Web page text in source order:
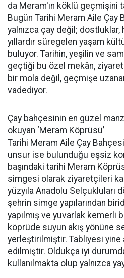
da Meram'ın köklü geçmişini
Bugün Tarihi Meram Aile Çay
yalnızca çay değil; dostluklar,
yıllardır süregelen yaşam
buluyor. Tarihin, yeşilin ve
geçtiği bu özel mekân,
bir mola değil, geçmişe
vadediyor.
Çay bahçesinin en güzel
okuyan ‘Meram Köprüsü’
Tarihi Meram Aile Çay
unsur ise bulunduğu eşsiz
başındaki tarihi Meram
simgesi olarak ziyaretçileri
yüzyıla Anadolu Selçukluları
şehrin simge yapılarından
yapılmış ve yuvarlak kemerli
köprüde suyun akış yönüne
yerleştirilmiştir. Tabliyesi yine
edilmiştir. Oldukça iyi
kullanılmakta olup yalnızca